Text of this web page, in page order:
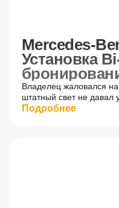
Mercedes-
Установка
Владелец жаловался
штатный свет не давал
Подробнее